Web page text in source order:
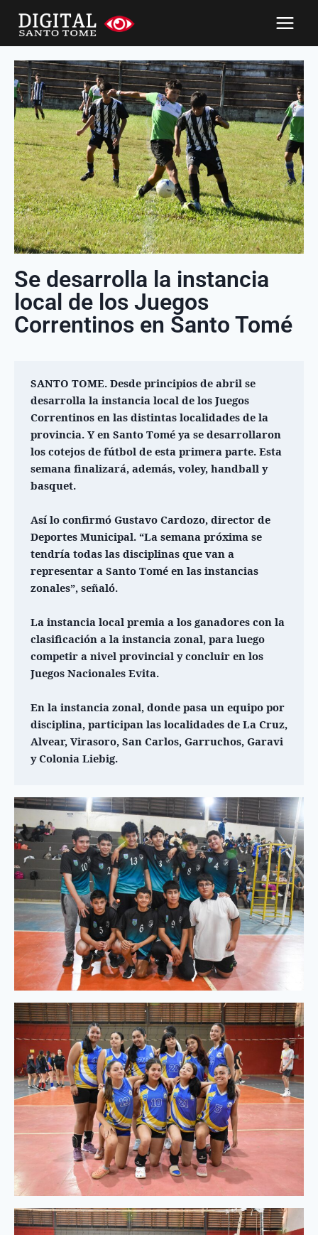
Se desarrolla la instancia
local de los Juegos
Correntinos en Santo Tomé
SANTO TOME. Desde principios de abril se
desarrolla la instancia local de los Juegos
Correntinos en las distintas localidades de la
provincia. Y en Santo Tomé ya se desarrollaron
los cotejos de fútbol de esta primera parte. Esta
semana finalizará, además, voley, handball y
basquet.
Así lo confirmó Gustavo Cardozo, director de
Deportes Municipal. “La semana próxima se
tendría todas las disciplinas que van a
representar a Santo Tomé en las instancias
zonales”, señaló.
La instancia local premia a los ganadores con la
clasificación a la instancia zonal, para luego
competir a nivel provincial y concluir en los
Juegos Nacionales Evita.
En la instancia zonal, donde pasa un equipo por
disciplina, participan las localidades de La Cruz,
Alvear, Virasoro, San Carlos, Garruchos, Garavi
y Colonia Liebig.